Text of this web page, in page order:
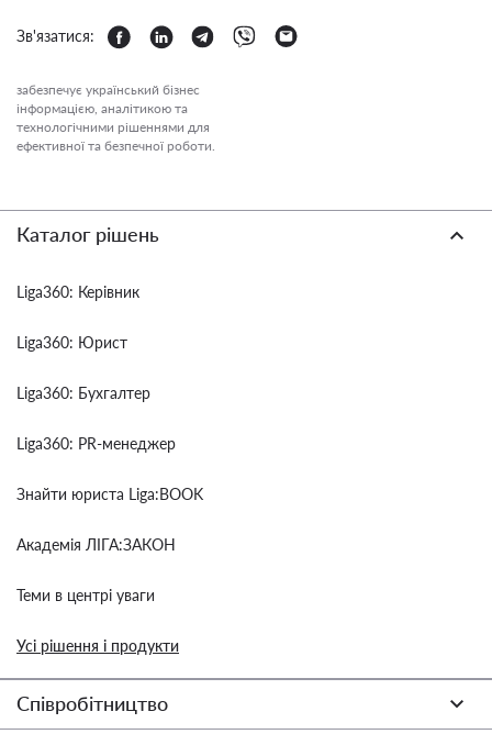
Зв'язатися:
забезпечує український бізнес
інформацією, аналітикою та
технологічними рішеннями для
ефективної та безпечної роботи.
Каталог рішень
Liga360: Керівник
Liga360: Юрист
Liga360: Бухгалтер
Liga360: PR-менеджер
Знайти юриста Liga:BOOK
Академія ЛІГА:ЗАКОН
Теми в центрі уваги
Усі рішення і продукти
Співробітництво